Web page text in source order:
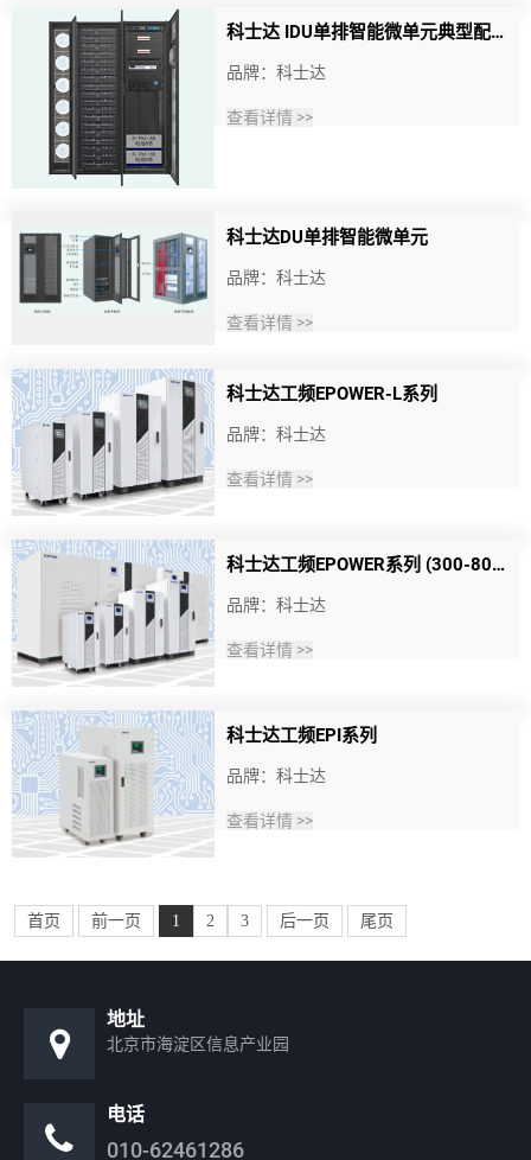
科士达 IDU单排智能微单元典型配置
品牌：科士达
查看详情 >>
科士达DU单排智能微单元
品牌：科士达
查看详情 >>
科士达工频EPOWER-L系列
品牌：科士达
查看详情 >>
科士达工频EPOWER系列 (300-800KVA)
品牌：科士达
查看详情 >>
科士达工频EPI系列
品牌：科士达
查看详情 >>
首页 前一页 1 2 3 后一页 尾页
地址
北京市海淀区信息产业园
电话
010-62461286